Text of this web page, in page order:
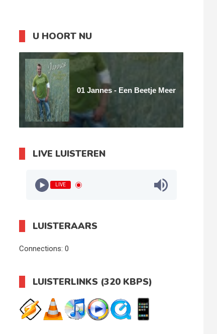
U HOORT NU
01 Jannes - Een Beetje Meer
LIVE LUISTEREN
LIVE
LUISTERAARS
Connections:0
LUISTERLINKS (320 KBPS)